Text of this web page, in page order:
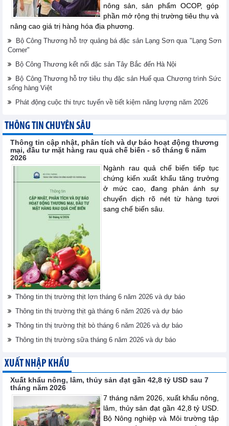
nông sản, sản phẩm OCOP, góp
phần mở rộng thị trường tiêu thụ và
nâng cao giá trị hàng hóa địa phương.
Bộ Công Thương hỗ trợ quảng bá đặc sản Lạng Sơn qua "Lạng Sơn
Corner"
Bộ Công Thương kết nối đặc sản Tây Bắc đến Hà Nội
Bộ Công Thương hỗ trợ tiêu thụ đặc sản Huế qua Chương trình Sức
sống hàng Việt
Phát động cuộc thi trực tuyến về tiết kiệm năng lượng năm 2026
THÔNG TIN CHUYÊN SÂU
Thông tin cập nhật, phân tích và dự báo hoạt động thương
mại, đầu tư mặt hàng rau quả chế biến - số tháng 6 năm
2026
Ngành rau quả chế biến tiếp tục
chứng kiến xuất khẩu tăng trưởng
ở mức cao, đang phản ánh sự
chuyển dịch rõ nét từ hàng tươi
sang chế biến sâu.
Thông tin thị trường thịt lợn tháng 6 năm 2026 và dự báo
Thông tin thị trường thịt gà tháng 6 năm 2026 và dự báo
Thông tin thị trường thịt bò tháng 6 năm 2026 và dự báo
Thông tin thị trường sữa tháng 6 năm 2026 và dự báo
XUẤT NHẬP KHẨU
Xuất khẩu nông, lâm, thủy sản đạt gần 42,8 tỷ USD sau 7
tháng năm 2026
7 tháng năm 2026, xuất khẩu nông,
lâm, thủy sản đạt gần 42,8 tỷ USD.
Bộ Nông nghiệp và Môi trường tập